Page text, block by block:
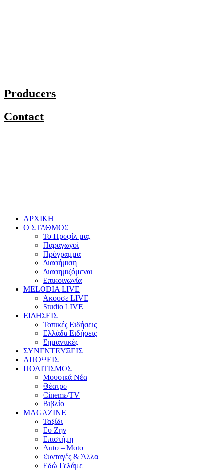
Producers
Contact
ΑΡΧΙΚΗ
Ο ΣΤΑΘΜΟΣ
Το Προφίλ μας
Παραγωγοί
Πρόγραμμα
Διαφήμιση
Διαφημιζόμενοι
Επικοινωνία
MELODIA LIVE
Άκουσε LIVE
Studio LIVE
ΕΙΔΗΣΕΙΣ
Τοπικές Ειδήσεις
Ελλάδα Ειδήσεις
Σημαντικές
ΣΥΝΕΝΤΕΥΞΕΙΣ
ΑΠΟΨΕΙΣ
ΠΟΛΙΤΙΣΜΟΣ
Μουσικά Νέα
Θέατρο
Cinema/TV
Βιβλίο
MAGAZINE
Ταξίδι
Ευ Ζην
Επιστήμη
Auto – Moto
Συνταγές & Άλλα
Εδώ Γελάμε